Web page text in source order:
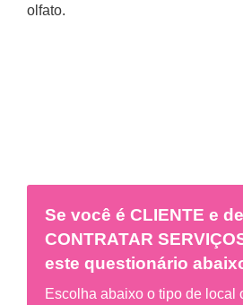
olfato.
Se você é CLIENTE e
CONTRATAR
este questionário
Escolha abaixo o tipo de local